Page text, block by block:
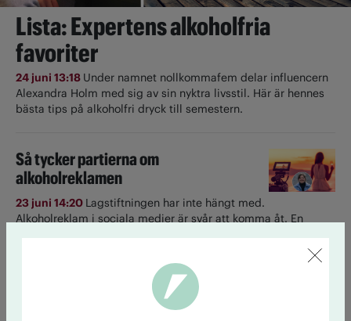
Lista: Expertens alkoholfria
favoriter
24 juni 13:18 Under namnet nollkommafem delar influencern
Alexandra Holm med sig av sin nyktra livsstil. Här är hennes
bästa tips på alkoholfri dryck till semestern.
Så tycker partierna om
alkoholreklamen
23 juni 14:20 Lagstiftningen har inte hängt med.
Alkoholreklam i sociala medier är svår att komma åt. En
Ett glas om dagen ökar risken för